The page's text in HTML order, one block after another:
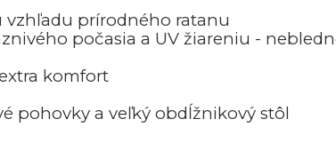
prírodného ratanu
počasia a UV žiareniu -
komfort
pohovky a veľký obdĺžnikový stôl